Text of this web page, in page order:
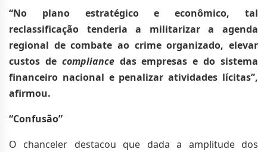
“No plano estratégico e econômico, tal
reclassificação tenderia a militarizar a agenda
regional de combate ao crime organizado, elevar
custos decompliancedas empresas e do sistema
financeiro nacional e penalizar atividades lícitas”,
afirmou.
“Confusão”
O chanceler destacou que dada a amplitude dos